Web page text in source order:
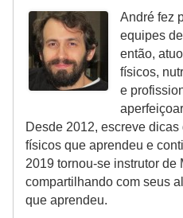
André fez
equipes
então,
físicos,
e
Desde 2012, escreve
físicos que aprendeu e
2019 tornou-se instrutor de
compartilhando com seus
que aprendeu.